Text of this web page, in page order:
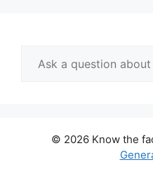
© 2026 Know the